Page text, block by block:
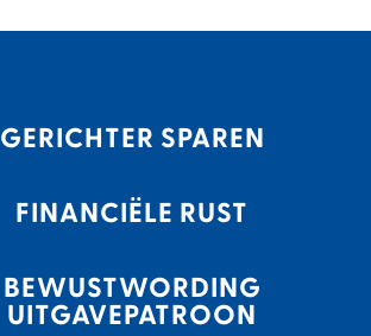
GERICHTER SPAREN
FINANCIËLE RUST
BEWUSTWORDING
UITGAVEPATROON